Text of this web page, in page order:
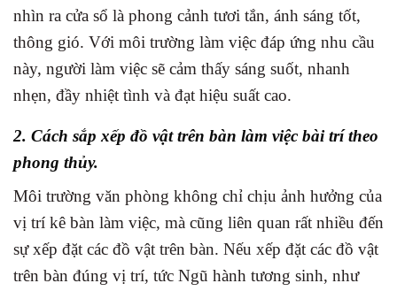
nhìn ra cửa sổ là phong cảnh tươi tắn, ánh sáng tốt,
thông gió. Với môi trường làm việc đáp ứng nhu cầu
này, người làm việc sẽ cảm thấy sáng suốt, nhanh
nhẹn, đầy nhiệt tình và đạt hiệu suất cao.
2. Cách sắp xếp đồ vật trên bàn làm việc bài trí theo
phong thủy.
Môi trường văn phòng không chỉ chịu ảnh hưởng của
vị trí kê bàn làm việc, mà cũng liên quan rất nhiều đến
sự xếp đặt các đồ vật trên bàn. Nếu xếp đặt các đồ vật
trên bàn đúng vị trí, tức Ngũ hành tương sinh, như